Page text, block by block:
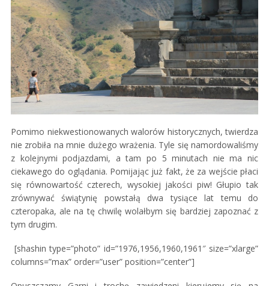
Pomimo niekwestionowanych walorów historycznych, twierdza
nie zrobiła na mnie dużego wrażenia. Tyle się namordowaliśmy
z kolejnymi podjazdami, a tam po 5 minutach nie ma nic
ciekawego do oglądania. Pomijając już fakt, że za wejście płaci
się równowartość czterech, wysokiej jakości piw! Głupio tak
zrównywać świątynię powstałą dwa tysiące lat temu do
czteropaka, ale na tę chwilę wolałbym się bardziej zapoznać z
tym drugim.
[shashin type=”photo” id=”1976,1956,1960,1961″ size=”xlarge”
columns=”max” order=”user” position=”center”]